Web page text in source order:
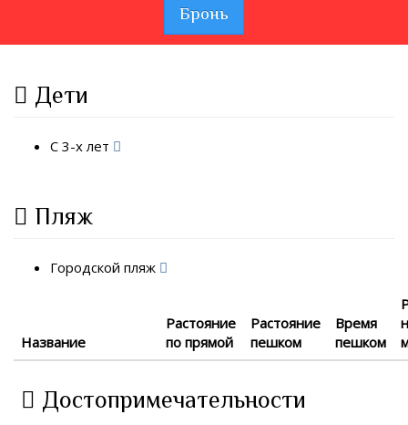
Бронь
Дети
С 3-х лет
Пляж
Городской пляж
Название
Растояние
по прямой
Растояние
пешком
Время
пешком
Достопримечательности